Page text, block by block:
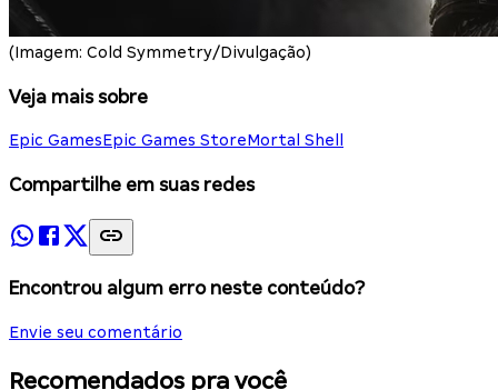
(Imagem: Cold Symmetry/Divulgação)
Veja mais sobre
Epic GamesEpic Games StoreMortal Shell
Compartilhe em suas redes
Encontrou algum erro neste conteúdo?
Envie seu comentário
Recomendados pra você